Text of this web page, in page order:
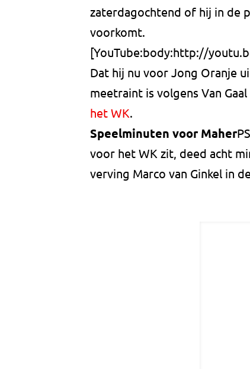
zaterdagochtend of hij in de
voorkomt.
[YouTube:body:http://
Dat hij nu voor Jong Oranje
meetraint is volgens Van
het WK.
Speelminuten voor Maher
voor het WK zit, deed acht
verving Marco van Ginkel in